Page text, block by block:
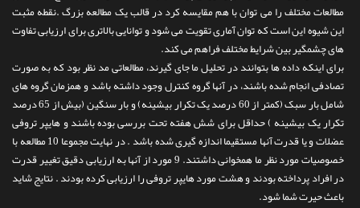
مطالعات مختلف را می توان با هم مقایسه کرد در قالب یک مطالعه بزرگ .نقطه مثبت
این شیوه این است که توان آماری تقویت می شود و توانایی بالاتری برای ارزیابی تفاوت
های چشمگیر بین شرایط مختلف فراهم می کند.
برای اینکه داده ها بتوانند در تحلیل ما جای گیرند، مطالعاتی مد نظر بود که به صورت
تصادفی انجام شده باشند، در آنها گروه کنترل وجود داشته باشد و همزمان گروه های
شامل بار سبک (کمتر از 60 درصد یک تکرار بیشینه) و بار سنگین (بیش از 65 درصد
تکرار یک بیشینه ) حداقل برای شش هفته تحت بررسی بوده باشند و هایپر تروفی
عضلات و یا قدرت آنها مستقیما اندازه گیری شده باشد . در نهایت مجموعا 10 مطالعه با
خصوصیات مورد نظر ما همخوانی داشتند. 9 مورد از آنها به ارزیابی دقیق تغییر قدرت
در افراد پرداخته بودند و هشت مورد هایپر تروفی را ارزیابی کرده بودند . نتایج شاید
باعث حیرت شما شود.